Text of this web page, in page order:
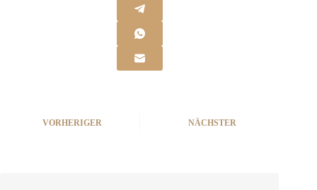
VORHERIGER NÄCHSTER